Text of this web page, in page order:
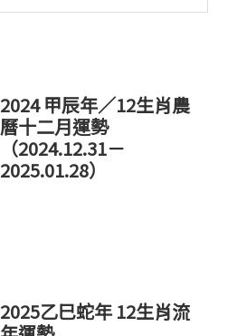
2024 甲辰年／12生肖農
曆十二月運勢
（2024.12.31－
2025.01.28）
2025乙巳蛇年 12生肖流